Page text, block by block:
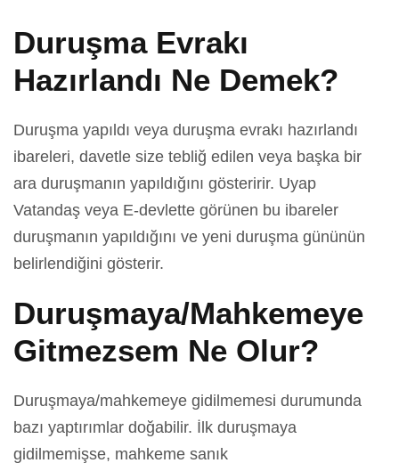
Duruşma Evrakı
Hazırlandı Ne Demek?
Duruşma yapıldı veya duruşma evrakı hazırlandı
ibareleri, davetle size tebliğ edilen veya başka bir
ara duruşmanın yapıldığını gösteririr. Uyap
Vatandaş veya E-devlette görünen bu ibareler
duruşmanın yapıldığını ve yeni duruşma gününün
belirlendiğini gösterir.
Duruşmaya/Mahkemeye
Gitmezsem Ne Olur?
Duruşmaya/mahkemeye gidilmemesi durumunda
bazı yaptırımlar doğabilir. İlk duruşmaya
gidilmemişse, mahkeme sanık